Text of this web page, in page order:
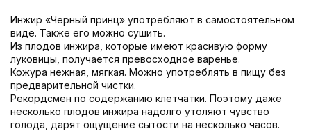
Инжир «Черный принц» употребляют в самостоятельном
виде. Также его можно сушить.
Из плодов инжира, которые имеют красивую форму
луковицы, получается превосходное варенье.
Кожура нежная, мягкая. Можно употреблять в пищу без
предварительной чистки.
Рекордсмен по содержанию клетчатки. Поэтому даже
несколько плодов инжира надолго утоляют чувство
голода, дарят ощущение сытости на несколько часов.